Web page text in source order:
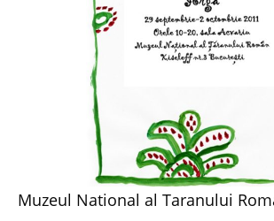
Muzeul National al Taranului